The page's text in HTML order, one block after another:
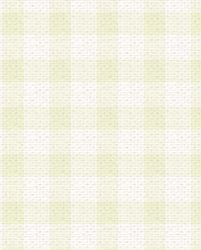
。
員登録の際に申告する登録情報の全
の申告をも行ってはならないものと
数のログインＩＤおよびパスワード
す。
ンIDおよびパスワードの管理
員登録後、本サイト内にて本サービ
、前条に基づき当社から付与された
用するものとします。
当社が付与したログインIDおよびパ
ては、全て会員本人がその責任を負